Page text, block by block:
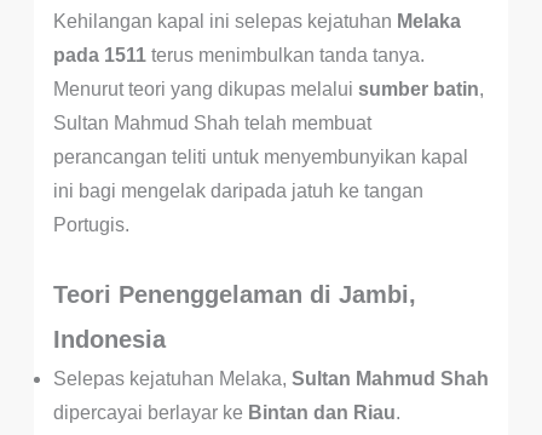
Kehilangan kapal ini selepas kejatuhan Melaka
pada 1511terus menimbulkan tanda tanya.
Menurut teori yang dikupas melalui sumber batin,
Sultan Mahmud Shah telah membuat
perancangan teliti untuk menyembunyikan kapal
ini bagi mengelak daripada jatuh ke tangan
Portugis.
Teori Penenggelaman di Jambi,
Indonesia
Selepas kejatuhan Melaka, Sultan Mahmud Shah
dipercayai berlayar ke Bintan dan Riau.